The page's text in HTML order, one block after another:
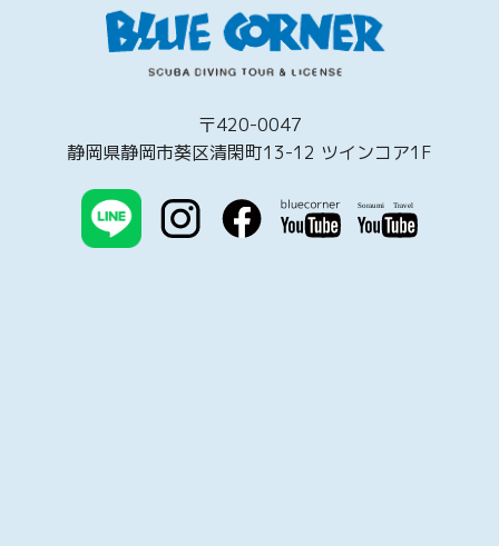
〒420-0047
静岡県静岡市葵区清閑町13-12 ツインコア1F